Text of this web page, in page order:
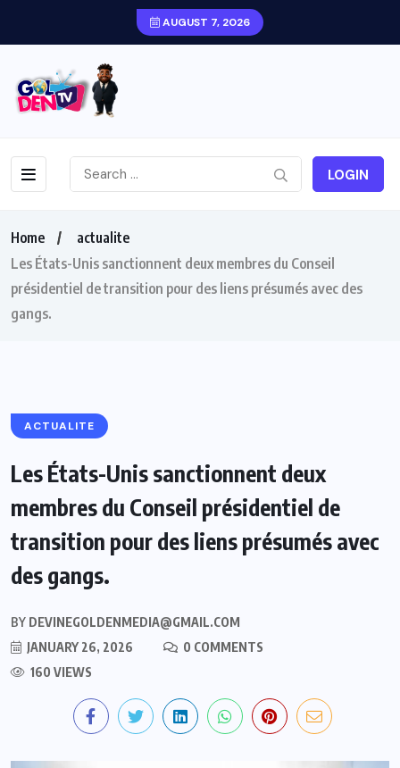
AUGUST 7, 2026
LOGIN
Home
actualite
Les États-Unis sanctionnent deux membres du Conseil
présidentiel de transition pour des liens présumés avec des
gangs.
ACTUALITE
Les États-Unis sanctionnent deux
membres du Conseil présidentiel de
transition pour des liens présumés avec
des gangs.
BY DEVINEGOLDENMEDIA@GMAIL.COM
JANUARY 26, 2026
0 COMMENTS
160 VIEWS